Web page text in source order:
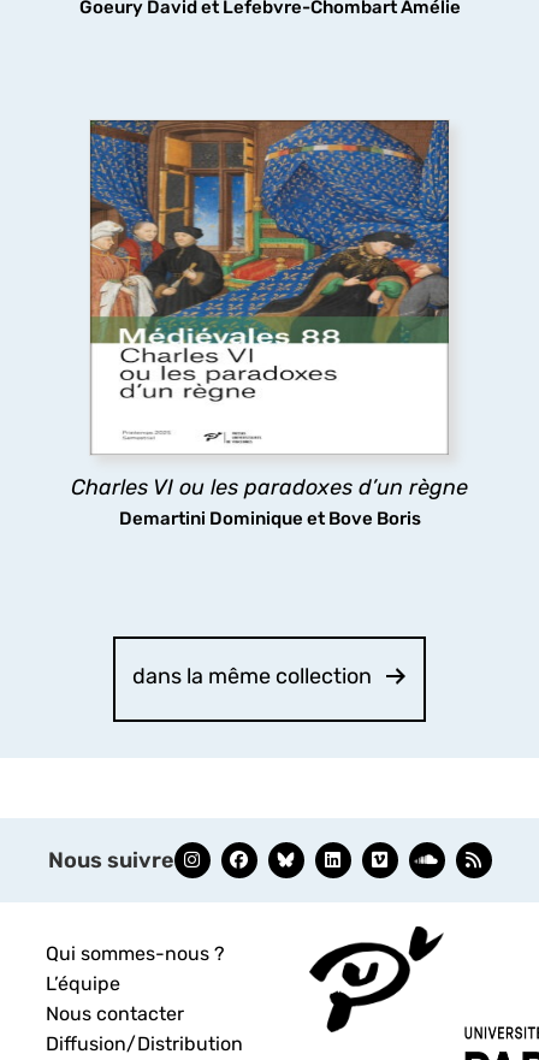
Goeury David et Lefebvre-Chombart Amélie
Charles VI ou les paradoxes d’un règne
Demartini Dominique et Bove Boris
Charles VI ou les paradoxes d’un règne
Le long règne de Charles VI a longtemps été
considéré comme une catastrophe, pourtant les
arts et les lettres ont fleuri à sa cour, tandis que
sa folie même stimulait la réflexion politique : tels
découvrir
dans la même collection
Nous suivre
Qui sommes-nous ?
L’équipe
Nous contacter
Diffusion/Distribution